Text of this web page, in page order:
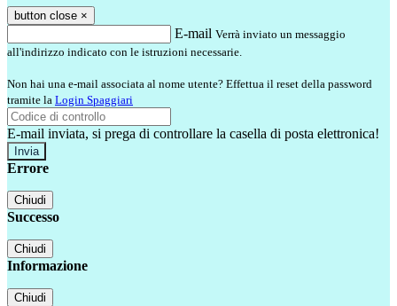
button close ×
E-mail Verrà inviato un messaggio
all'indirizzo indicato con le istruzioni necessarie.
Non hai una e-mail associata al nome utente? Effettua il reset della password
tramite la Login Spaggiari
E-mail inviata, si prega di controllare la casella di posta elettronica!
Errore
Chiudi
Successo
Chiudi
Informazione
Chiudi